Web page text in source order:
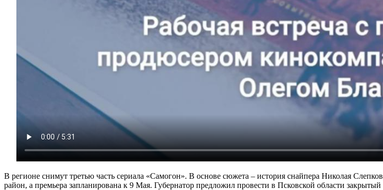
В регионе снимут третью часть сериала «Самогон». В основе сюжета – история снайпера Николая
район, а премьера запланирована к 9 Мая. Губернатор предложил провести в Псковской области